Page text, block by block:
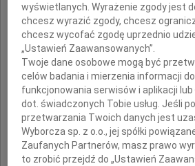
"Odeszłaś
Tak jakbyś nie
tak jakbyś
że masz
Z głębokim
że 29 kwietnia
wyświetlanych. Wyrażenie zgody jest
chcesz wyrazić zgody, chcesz
chcesz wycofać zgodę uprzednio
„Ustawień Zaawansowanych”.
Twoje dane osobowe mogą być
celów badania i mierzenia informacji
funkcjonowania serwisów i aplikacji lub
dot. świadczonych Tobie usług. Jeśli
przetwarzania Twoich danych jest
Wyborcza sp. z o.o., jej spółki
Zaufanych Partnerów, masz prawo
to zrobić przejdź do „Ustawień